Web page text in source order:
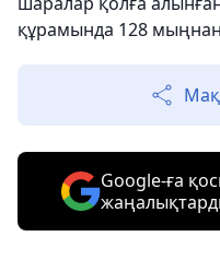
құрамында 128
Google-ға